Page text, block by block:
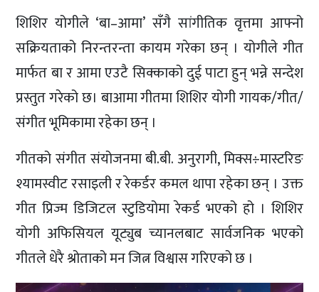
शिशिर योगीले ‘बा–आमा’ सँगै सांगीतिक वृत्तमा आफ्नो
सक्रियताको निरन्तरन्ता कायम गरेका छन् । योगीले गीत
मार्फत बा र आमा एउटै सिक्काको दुई पाटा हुन् भन्ने सन्देश
प्रस्तुत गरेको छ। बाआमा गीतमा शिशिर योगी गायक/गीत/
संगीत भूमिकामा रहेका छन् ।
गीतको संगीत संयोजनमा बी.बी. अनुरागी, मिक्स÷मास्टरिङ
श्यामस्वीट रसाइली र रेकर्डर कमल थापा रहेका छन् । उक्त
गीत प्रिज्म डिजिटल स्टुडियोमा रेकर्ड भएको हो । शिशिर
योगी अफिसियल यूट्युब च्यानलबाट सार्वजनिक भएको
गीतले धेरै श्रोताको मन जित्न विश्वास गरिएको छ ।